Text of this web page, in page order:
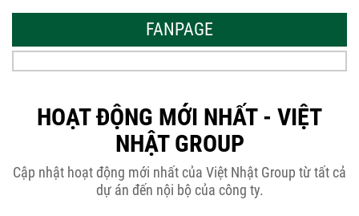
Thiết Kế Hòa...
Bê Tông...
THÔNG BÁO KẾ HOẠCH TĂNG ĐƠN
GIÁ XÂY DỰNG NHÀ...
FANPAGE
HOẠT ĐỘNG MỚI NHẤT - VIỆT
NHẬT GROUP
Cập nhật hoạt động mới nhất của Việt Nhật Group từ tất cả
dự án đến nội bộ của công ty.